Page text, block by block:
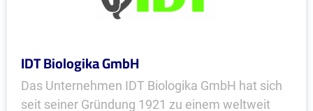
IDT Biologika GmbH
Das Unternehmen IDT Biologika GmbH hat sich
seit seiner Gründung 1921 zu einem weltweit